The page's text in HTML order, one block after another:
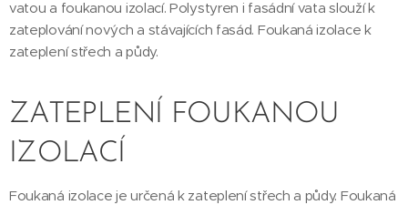
vatou a foukanou izolací. Polystyren i fasádní vata slouží k
zateplování nových a stávajících fasád. Foukaná izolace k
zateplení střech a půdy.
ZATEPLENÍ FOUKANOU
IZOLACÍ
Foukaná izolace je určená k zateplení střech a půdy. Foukaná